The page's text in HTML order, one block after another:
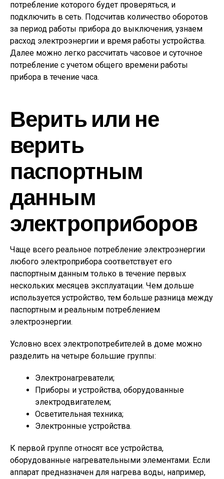
потребление которого будет проверяться, и
подключить в сеть. Подсчитав количество оборотов
за период работы прибора до выключения, узнаем
расход электроэнергии и время работы устройства.
Далее можно легко рассчитать часовое и суточное
потребление с учетом общего времени работы
прибора в течение часа.
Верить или не
верить
паспортным
данным
электроприборов
Чаще всего реальное потребление электроэнергии
любого электроприбора соответствует его
паспортным данным только в течение первых
нескольких месяцев эксплуатации. Чем дольше
используется устройство, тем больше разница между
паспортным и реальным потреблением
электроэнергии.
Условно всех электропотребителей в доме можно
разделить на четыре большие группы:
Электронагреватели;
Приборы и устройства, оборудованные
электродвигателем;
Осветительная техника;
Электронные устройства.
К первой группе относят все устройства,
оборудованные нагревательными элементами. Если
аппарат предназначен для нагрева воды, например,